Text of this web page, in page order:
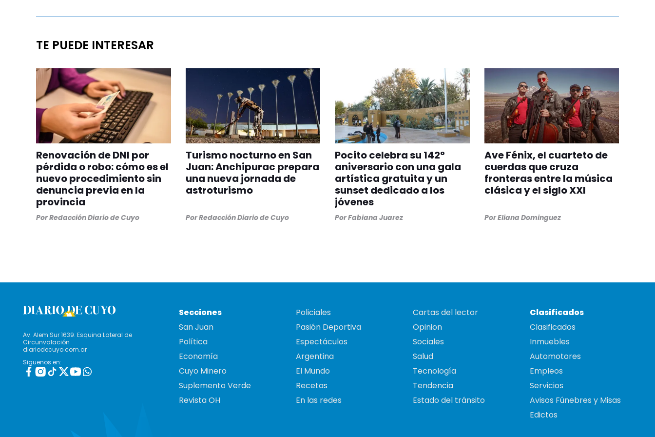
TE PUEDE INTERESAR
Renovación de DNI por
pérdida o robo: cómo es el
nuevo procedimiento sin
denuncia previa en la
provincia
PorRedacción Diario de Cuyo
Turismo nocturno en San
Juan: Anchipurac prepara
una nueva jornada de
astroturismo
PorRedacción Diario de Cuyo
Pocito celebra su 142°
aniversario con una gala
artística gratuita y un
sunset dedicado a los
jóvenes
PorFabiana Juarez
Ave Fénix, el cuarteto de
cuerdas que cruza
fronteras entre la música
clásica y el siglo XXI
PorEliana Dominguez
Av. Alem Sur 1639. Esquina Lateral de
Circunvalación
diariodecuyo.com.ar
Siguenos en:
Secciones
San Juan
Política
Economía
Cuyo Minero
Suplemento Verde
Revista OH
Policiales
Pasión Deportiva
Espectáculos
Argentina
El Mundo
Recetas
En las redes
Cartas del lector
Opinion
Sociales
Salud
Tecnología
Tendencia
Estado del tránsito
Clasificados
Clasificados
Inmuebles
Automotores
Empleos
Servicios
Avisos Fúnebres y Misas
Edictos